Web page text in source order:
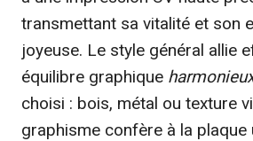
transmettant sa vitalité et son
joyeuse. Le style général allie
équilibre graphique
choisi : bois, métal ou texture
graphisme confère à la plaque